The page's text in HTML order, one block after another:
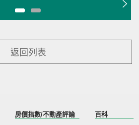
返回列表
房價指數/不動產評論 百科